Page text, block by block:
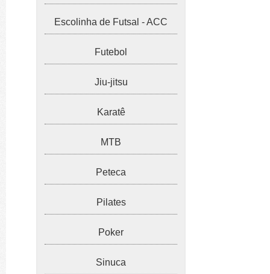
Escolinha de Futsal - ACC
Futebol
Jiu-jitsu
Karatê
MTB
Peteca
Pilates
Poker
Sinuca